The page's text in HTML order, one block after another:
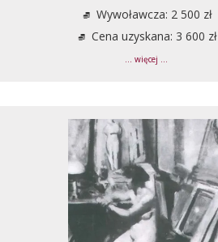
Wywoławcza: 2 500 zł
Cena uzyskana: 3 600 zł
... więcej ...